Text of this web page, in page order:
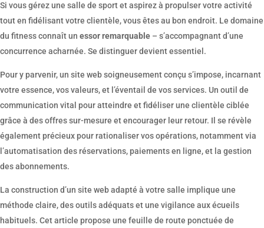
Si vous gérez une salle de sport et aspirez à propulser votre activité
tout en fidélisant votre clientèle, vous êtes au bon endroit. Le domaine
du fitness connaît un essor remarquable – s’accompagnant d’une
concurrence acharnée. Se distinguer devient essentiel.
Pour y parvenir, un site web soigneusement conçu s’impose, incarnant
votre essence, vos valeurs, et l’éventail de vos services. Un outil de
communication vital pour atteindre et fidéliser une clientèle ciblée
grâce à des offres sur-mesure et encourager leur retour. Il se révèle
également précieux pour rationaliser vos opérations, notamment via
l’automatisation des réservations, paiements en ligne, et la gestion
des abonnements.
La construction d’un site web adapté à votre salle implique une
méthode claire, des outils adéquats et une vigilance aux écueils
habituels. Cet article propose une feuille de route ponctuée de